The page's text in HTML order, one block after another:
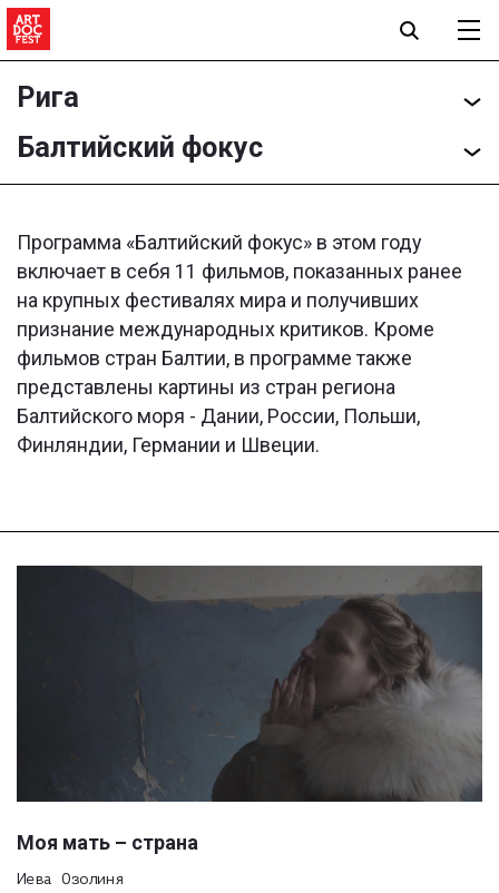
Рига
Балтийский фокус
Программа «Балтийский фокус» в этом году
включает в себя 11 фильмов, показанных ранее
на крупных фестивалях мира и получивших
признание международных критиков. Кроме
фильмов стран Балтии, в программе также
представлены картины из стран региона
Балтийского моря - Дании, России, Польши,
Финляндии, Германии и Швеции.
Моя мать – страна
Иева Озолиня